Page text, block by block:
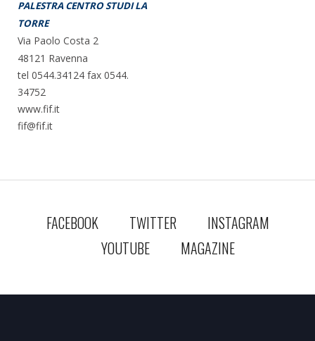
PALESTRA CENTRO STUDI LA
TORRE
Via Paolo Costa 2
48121 Ravenna
tel 0544.34124 fax 0544.
34752
www.fif.it
fif@fif.it
FACEBOOK TWITTER
INSTAGRAM
YOUTUBE
MAGAZINE